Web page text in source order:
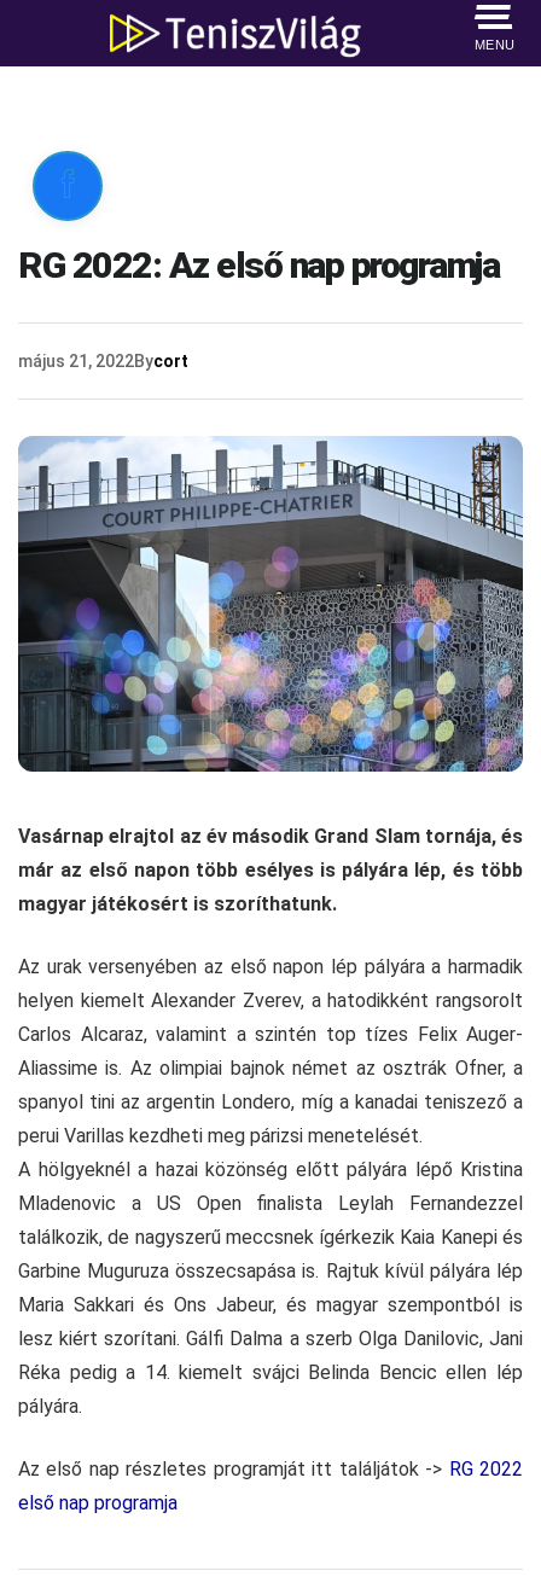
MENU

RG 2022: Az első nap programja
május 21, 2022Bycort
Vasárnap elrajtol az év második Grand Slam tornája, és
már az első napon több esélyes is pályára lép, és több
magyar játékosért is szoríthatunk.
Az urak versenyében az első napon lép pályára a harmadik
helyen kiemelt Alexander Zverev, a hatodikként rangsorolt
Carlos Alcaraz, valamint a szintén top tízes Felix Auger-
Aliassime is. Az olimpiai bajnok német az osztrák Ofner, a
spanyol tini az argentin Londero, míg a kanadai teniszező a
perui Varillas kezdheti meg párizsi menetelését.
A hölgyeknél a hazai közönség előtt pályára lépő Kristina
Mladenovic a US Open finalista Leylah Fernandezzel
találkozik, de nagyszerű meccsnek ígérkezik Kaia Kanepi és
Garbine Muguruza összecsapása is. Rajtuk kívül pályára lép
Maria Sakkari és Ons Jabeur, és magyar szempontból is
lesz kiért szorítani. Gálfi Dalma a szerb Olga Danilovic, Jani
Réka pedig a 14. kiemelt svájci Belinda Bencic ellen lép
pályára.
Az első nap részletes programját itt találjátok -> RG 2022
első nap programja